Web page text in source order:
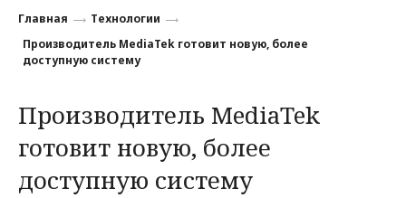
Финансы
Наука
Культура
Общество
Главная
Технологии
Производитель MediaTek готовит новую, более
доступную систему
Производитель MediaTek
готовит новую, более
доступную систему